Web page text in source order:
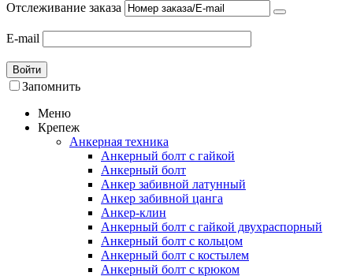
Отслеживание заказа
E-mail
Войти
Запомнить
Меню
Крепеж
Анкерная техника
Анкерный болт с гайкой
Анкерный болт
Анкер забивной латунный
Анкер забивной цанга
Анкер-клин
Анкерный болт с гайкой двухраспорный
Анкерный болт с кольцом
Анкерный болт с костылем
Анкерный болт с крюком